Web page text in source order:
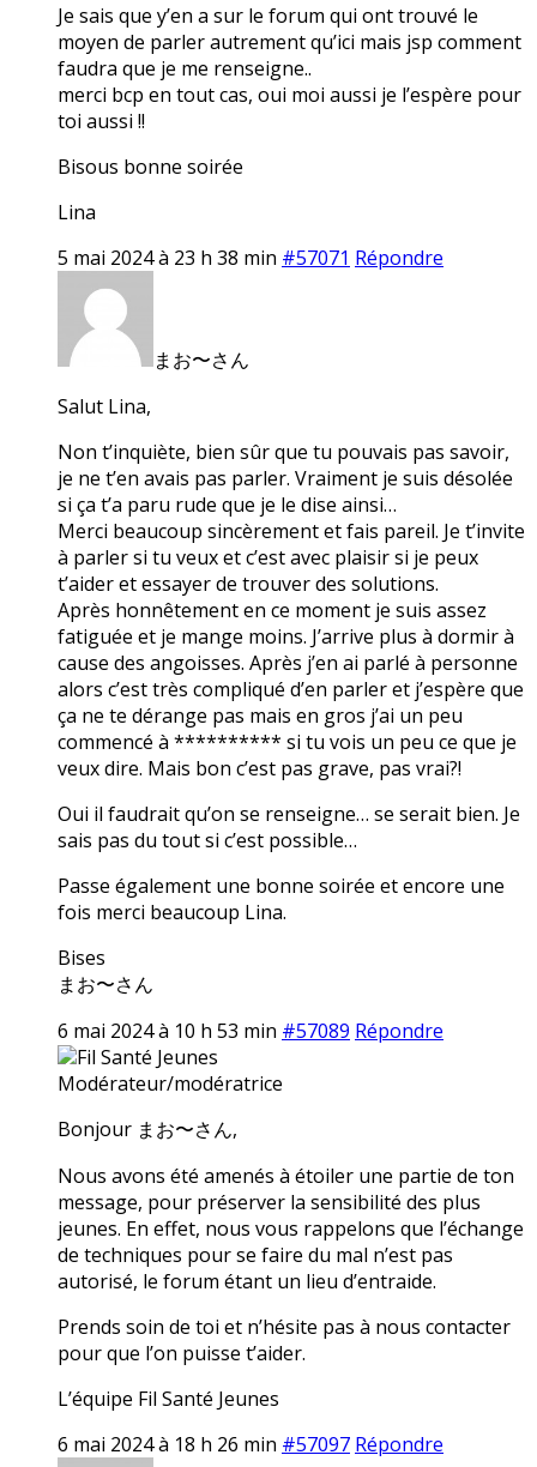
Je sais que y’en a sur le forum qui ont trouvé le
moyen de parler autrement qu’ici mais jsp comment
faudra que je me renseigne..
merci bcp en tout cas, oui moi aussi je l’espère pour
toi aussi !!
Bisous bonne soirée
Lina
5 mai 2024 à 23 h 38 min #57071 Répondre
まお〜さん
Salut Lina,
Non t’inquiète, bien sûr que tu pouvais pas savoir,
je ne t’en avais pas parler. Vraiment je suis désolée
si ça t’a paru rude que je le dise ainsi…
Merci beaucoup sincèrement et fais pareil. Je t’invite
à parler si tu veux et c’est avec plaisir si je peux
t’aider et essayer de trouver des solutions.
Après honnêtement en ce moment je suis assez
fatiguée et je mange moins. J’arrive plus à dormir à
cause des angoisses. Après j’en ai parlé à personne
alors c’est très compliqué d’en parler et j’espère que
ça ne te dérange pas mais en gros j’ai un peu
commencé à ********** si tu vois un peu ce que je
veux dire. Mais bon c’est pas grave, pas vrai?!
Oui il faudrait qu’on se renseigne… se serait bien. Je
sais pas du tout si c’est possible…
Passe également une bonne soirée et encore une
fois merci beaucoup Lina.
Bises
まお〜さん
6 mai 2024 à 10 h 53 min #57089 Répondre
Fil Santé Jeunes
Modérateur/modératrice
Bonjour まお〜さん,
Nous avons été amenés à étoiler une partie de ton
message, pour préserver la sensibilité des plus
jeunes. En effet, nous vous rappelons que l’échange
de techniques pour se faire du mal n’est pas
autorisé, le forum étant un lieu d’entraide.
Prends soin de toi et n’hésite pas à nous contacter
pour que l’on puisse t’aider.
L’équipe Fil Santé Jeunes
6 mai 2024 à 18 h 26 min #57097 Répondre